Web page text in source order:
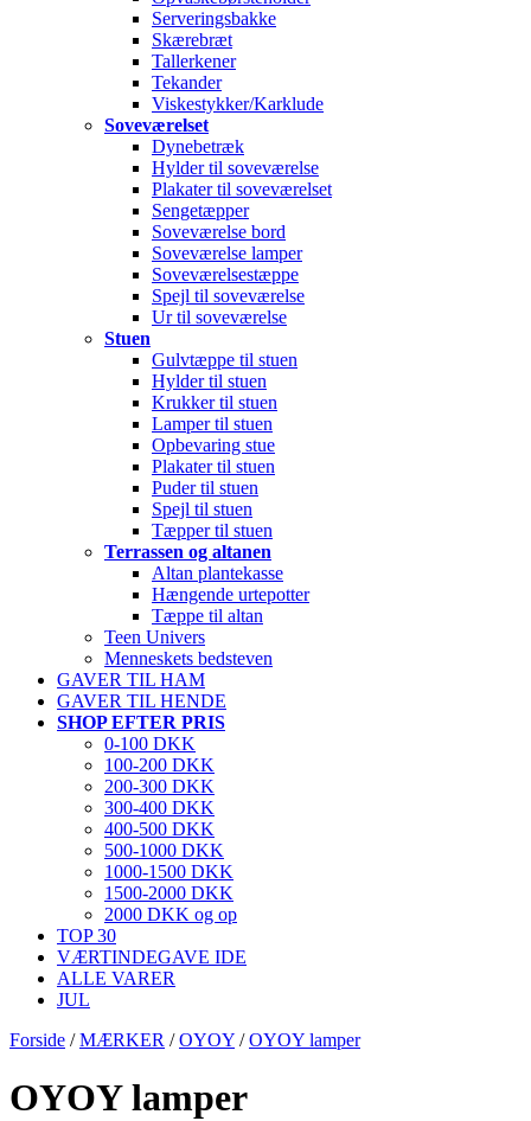
Serveringsbakke
Skærebræt
Tallerkener
Tekander
Viskestykker/Karklude
Soveværelset
Dynebetræk
Hylder til soveværelse
Plakater til soveværelset
Sengetæpper
Soveværelse bord
Soveværelse lamper
Soveværelsestæppe
Spejl til soveværelse
Ur til soveværelse
Stuen
Gulvtæppe til stuen
Hylder til stuen
Krukker til stuen
Lamper til stuen
Opbevaring stue
Plakater til stuen
Puder til stuen
Spejl til stuen
Tæpper til stuen
Terrassen og altanen
Altan plantekasse
Hængende urtepotter
Tæppe til altan
Teen Univers
Menneskets bedsteven
GAVER TIL HAM
GAVER TIL HENDE
SHOP EFTER PRIS
0-100 DKK
100-200 DKK
200-300 DKK
300-400 DKK
400-500 DKK
500-1000 DKK
1000-1500 DKK
1500-2000 DKK
2000 DKK og op
TOP 30
VÆRTINDEGAVE IDE
ALLE VARER
JUL
Forside /MÆRKER /OYOY /OYOY lamper
OYOY lamper